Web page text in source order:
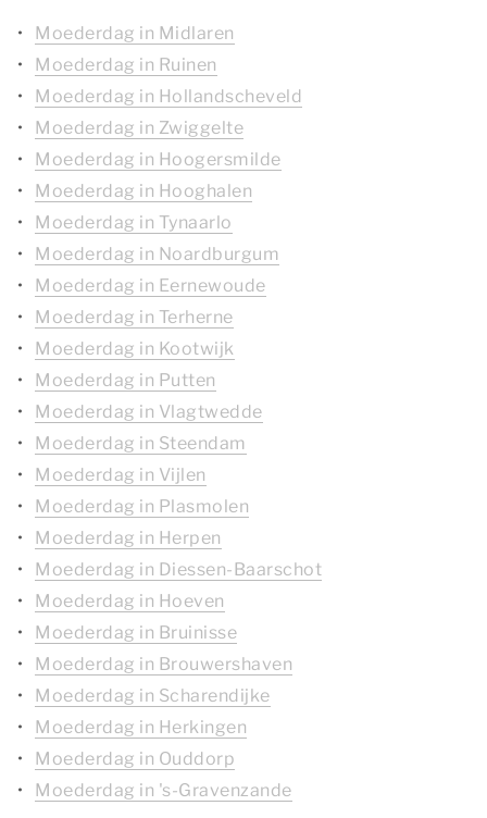
Moederdag in Midlaren
Moederdag in Ruinen
Moederdag in Hollandscheveld
Moederdag in Zwiggelte
Moederdag in Hoogersmilde
Moederdag in Hooghalen
Moederdag in Tynaarlo
Moederdag in Noardburgum
Moederdag in Eernewoude
Moederdag in Terherne
Moederdag in Kootwijk
Moederdag in Putten
Moederdag in Vlagtwedde
Moederdag in Steendam
Moederdag in Vijlen
Moederdag in Plasmolen
Moederdag in Herpen
Moederdag in Diessen-Baarschot
Moederdag in Hoeven
Moederdag in Bruinisse
Moederdag in Brouwershaven
Moederdag in Scharendijke
Moederdag in Herkingen
Moederdag in Ouddorp
Moederdag in 's-Gravenzande